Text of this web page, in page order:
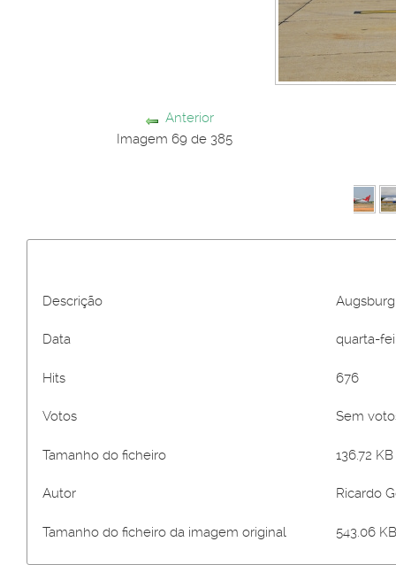
Anterior
Imagem 69 de 385
Descrição
Data quarta-
Hits 676
Votos Sem
Tamanho do ficheiro 136.72
Autor Ricardo
Tamanho do ficheiro da imagem original 543.06